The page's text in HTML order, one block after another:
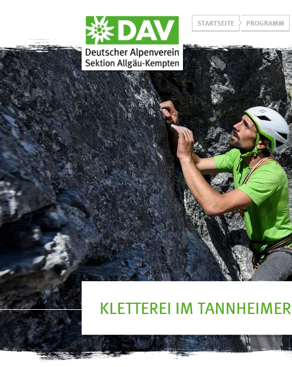
Über uns
Unsere Aktiven
Unser Leitbild
Historie
Projekt
Klimaneutralität
Prävention
sexualisierter Gewalt
Ehrenamtlich bei uns
aktiv werden
Programm
Winterprogramm
Sommerprogramm
Jugend on Tour
Allgäuer Bergbus
Vorträge & Events
STARTSEITE PROGRAMM
KLETTEREI IM